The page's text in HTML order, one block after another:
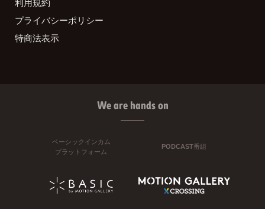
プライバシーポリシー
特商法表示
We are hands on
ベーシックインカム
プラットフォーム
PODCAST番組